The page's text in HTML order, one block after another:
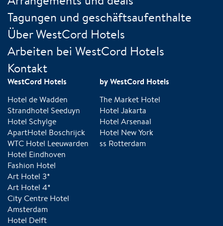
Tagungen und geschäftsaufenthalte
Über WestCord Hotels
Arbeiten bei WestCord Hotels
Kontakt
WestCord Hotels
Hotel de Wadden
Strandhotel Seeduyn
Hotel Schylge
ApartHotel Boschrijck
WTC Hotel Leeuwarden
Hotel Eindhoven
Fashion Hotel
Art Hotel 3*
Art Hotel 4*
City Centre Hotel
Amsterdam
Hotel Delft
by WestCord Hotels
The Market Hotel
Hotel Jakarta
Hotel Arsenaal
Hotel New York
ss Rotterdam